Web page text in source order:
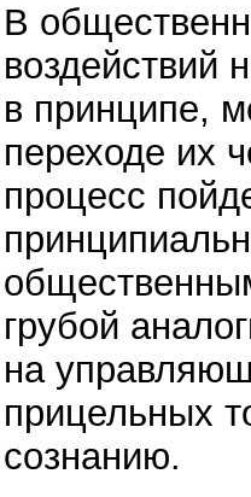
В
воздействий
в принципе,
переходе их
процесс
грубой
на
прицельных
сознанию.